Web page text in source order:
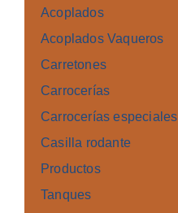
Acoplados
Acoplados Vaqueros
Carretones
Carrocerías
Carrocerías especiales
Casilla rodante
Productos
Tanques